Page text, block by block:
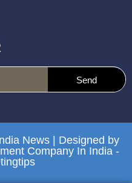
Send
News | Designed by
Company In India -